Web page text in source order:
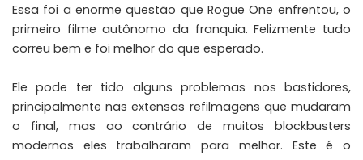
Essa foi a enorme questão que Rogue One enfrentou, o
primeiro filme autônomo da franquia. Felizmente tudo
correu bem e foi melhor do que esperado.
Ele pode ter tido alguns problemas nos bastidores,
principalmente nas extensas refilmagens que mudaram
o final, mas ao contrário de muitos blockbusters
modernos eles trabalharam para melhor. Este é o